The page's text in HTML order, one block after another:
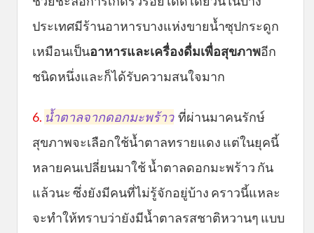
ประเทศมีร้านอาหารบางแห่งขายน้ำซุปกระดูก
เหมือนเป็นอาหารและเครื่องดื่มเพื่อสุขภาพอีก
ชนิดหนึ่งและก็ได้รับความสนใจมาก
6. น้ำตาลจากดอกมะพร้าวที่ผ่านมาคนรักษ์
สุขภาพจะเลือกใช้น้ำตาลทรายแดง แต่ในยุคนี้
หลายคนเปลี่ยนมาใช้ น้ำตาลดอกมะพร้าว กัน
แล้วนะ ซึ่งยังมีคนที่ไม่รู้จักอยู่บ้าง คราวนี้แหละ
จะทำให้ทราบว่ายังมีน้ำตาลรสชาติหวานๆ แบบ